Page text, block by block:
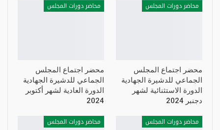
محاضر دورات المجلس
محضر اجتماع المجلس
الجماعي للدشيرة الجهادية
الدورة الاستثنائية لشهر
دجنبر 2024
محاضر دورات المجلس
محضر اجتماع المجلس
الجماعي للدشيرة الجهادية
الدورة العادية لشهر أكتوبر
2024
محاضر دورات المجلس محاضر دورات المجلس